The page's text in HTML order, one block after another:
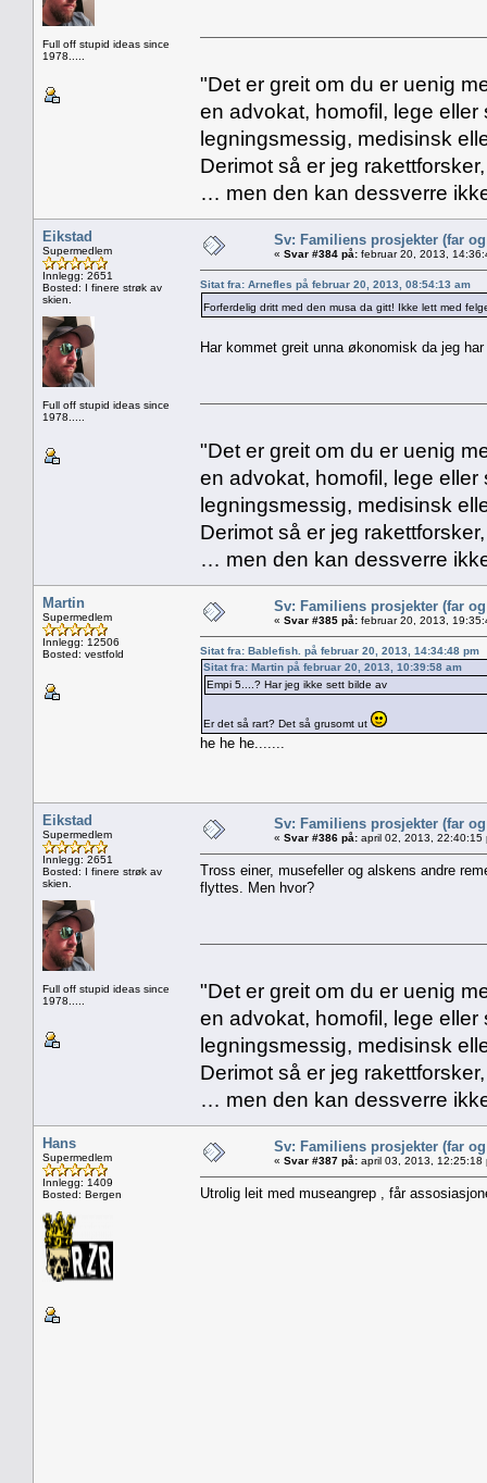
Full off stupid ideas since
1978.....
"Det er greit om du er uenig
en advokat, homofil, lege
legningsmessig, medisinsk
Derimot så er jeg
… men den kan dessverre
Eikstad
Supermedlem
Innlegg: 2651
Bosted: I finere strøk av
skien.
Full off stupid ideas since
1978.....
Sv: Familiens prosjekter (far
« Svar #384 på: februar 20, 2013,
Sitat fra: Arnefles på februar 20, 2013, 08:54:13 am
Forferdelig dritt med den musa da gitt! Ikke lett med
Har kommet greit unna økonomisk da jeg
"Det er greit om du er uenig
en advokat, homofil, lege
legningsmessig, medisinsk
Derimot så er jeg
… men den kan dessverre
Martin
Supermedlem
Innlegg: 12506
Bosted: vestfold
Sv: Familiens prosjekter (far
« Svar #385 på: februar 20, 2013,
Sitat fra: Bablefish. på februar 20, 2013, 14:34:48 pm
Sitat fra: Martin på februar 20, 2013, 10:39:58 am
Empi 5....? Har jeg ikke sett bilde av
Er det så rart? Det så grusomt ut
he he he.......
Eikstad
Supermedlem
Innlegg: 2651
Bosted: I finere strøk av
skien.
Full off stupid ideas since
1978.....
Sv: Familiens prosjekter (far
« Svar #386 på: april 02, 2013, 22:40:15
Tross einer, musefeller og alskens andre
flyttes. Men hvor?
"Det er greit om du er uenig
en advokat, homofil, lege
legningsmessig, medisinsk
Derimot så er jeg
… men den kan dessverre
Hans
Supermedlem
Innlegg: 1409
Bosted: Bergen
Sv: Familiens prosjekter (far
« Svar #387 på: april 03, 2013, 12:25:18
Utrolig leit med museangrep , får